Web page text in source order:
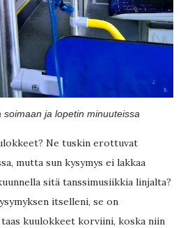
soimaan ja lopetin minuuteissa
Ne tuskin erottuvat
mutta sun kysymys ei lakkaa
sitä tanssimusiikkia linjalta?
itselleni, se on
kuulokkeet korviini, koska niin